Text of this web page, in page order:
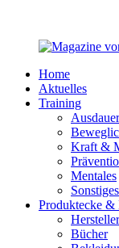
Home
Aktuelles
Training
Ausdauer
Kraft &
Mentales
Sonstiges
Produktecke &
Bücher